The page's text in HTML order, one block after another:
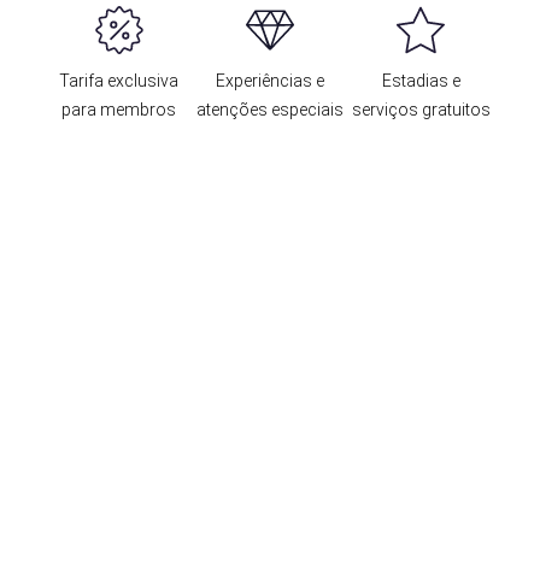
Tarifa exclusiva
para membros
Experiências e
atenções especiais
Estadias e
serviços gratuitos